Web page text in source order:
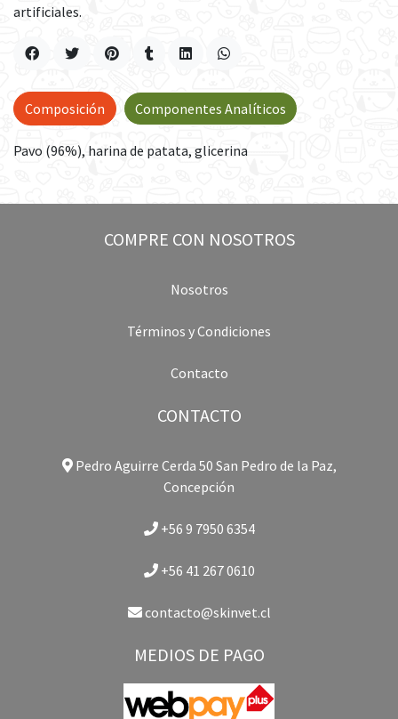
artificiales.
Pavo (96%), harina de patata, glicerina
Composición Componentes Analíticos
COMPRE CON NOSOTROS
Nosotros
Términos y Condiciones
Contacto
CONTACTO
Pedro Aguirre Cerda 50 San Pedro de la Paz,
Concepción
+56 9 7950 6354
+56 41 267 0610
contacto@skinvet.cl
MEDIOS DE PAGO